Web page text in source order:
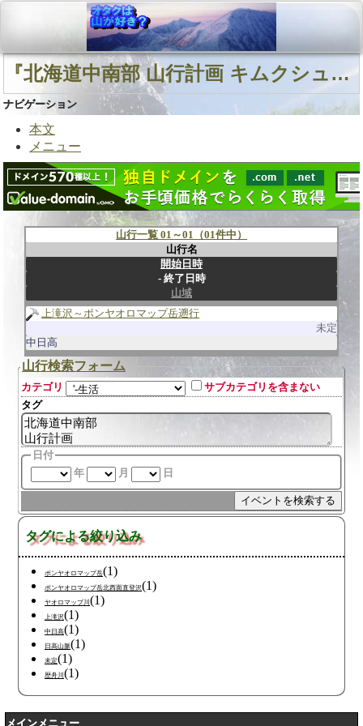
『北海道中南部 山行計画 キムクシュベツ川』に関連する山行
ナビゲーション
本文
メニュー
山行一覧 01～01（01件中）
山行名
開始日時
終了日時
山域
上滝沢～ポンヤオロマップ岳遡行
未定
中日高
山行検索フォーム
カテゴリ
サブカテゴリを含まない
タグ
日付
年
月 日
タグによる絞り込み
ポンヤオロマップ岳(1)
ポンヤオロマップ岳北西面直登沢(1)
ヤオロマップ川 (1)
上滝沢(1)
中日高(1)
日高山脈(1)
未定(1)
歴舟川 (1)
メインメニュー